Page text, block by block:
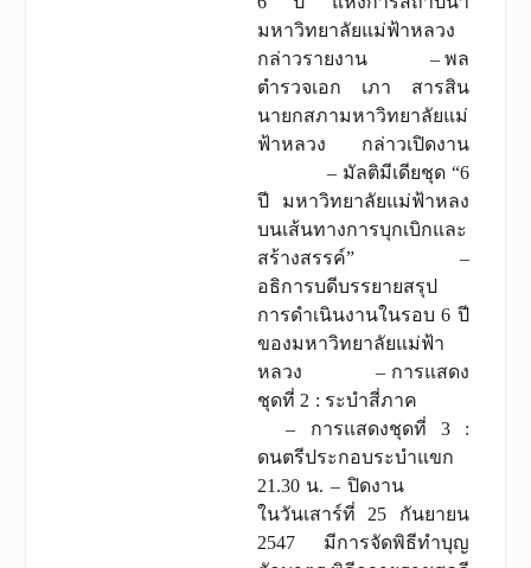
มหาวิทยาลัยแม่ฟ้าหลวง
กล่าวรายงาน – พล
ตำรวจเอก เภา สารสิน
นายกสภามหาวิทยาลัยแม่
ฟ้าหลวง กล่าวเปิดงาน
– มัลติมีเดียชุด “6
ปี มหาวิทยาลัยแม่ฟ้าหลง
บนเส้นทางการบุกเบิกและ
สร้างสรรค์” –
อธิการบดีบรรยายสรุป
การดำเนินงานในรอบ 6 ปี
ของมหาวิทยาลัยแม่ฟ้า
หลวง – การแสดง
ชุดที่ 2 : ระบำสี่ภาค
– การแสดงชุดที่ 3 :
ดนตรีประกอบระบำแขก
21.30 น. – ปิดงาน
ในวันเสาร์ที่ 25 กันยายน
2547 มีการจัดพิธีทำบุญ